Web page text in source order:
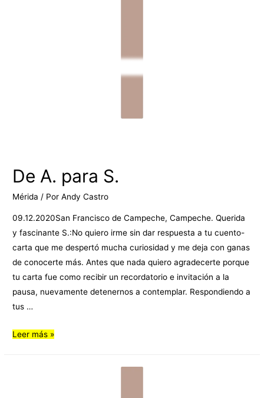
De A. para S.
Mérida / PorAndy Castro
09.12.2020San Francisco de Campeche, Campeche. Querida
y fascinante S.:No quiero irme sin dar respuesta a tu cuento-
carta que me despertó mucha curiosidad y me deja con ganas
de conocerte más. Antes que nada quiero agradecerte porque
tu carta fue como recibir un recordatorio e invitación a la
pausa, nuevamente detenernos a contemplar. Respondiendo a
tus …
Leer más »